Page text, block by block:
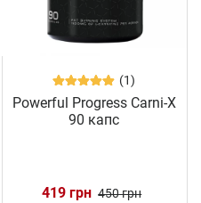
(1)
Powerful Progress Carni-X
90 капс
419 грн 450 грн